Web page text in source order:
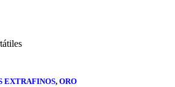
EXTRAFINOS, ORO